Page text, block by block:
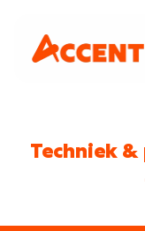
Techniek